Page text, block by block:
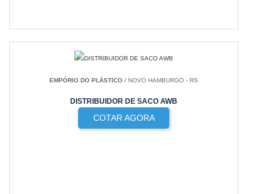
EMPÓRIO DO PLÁSTICO / NOVO HAMBURGO - RS
DISTRIBUIDOR DE SACO AWB
COTAR AGORA